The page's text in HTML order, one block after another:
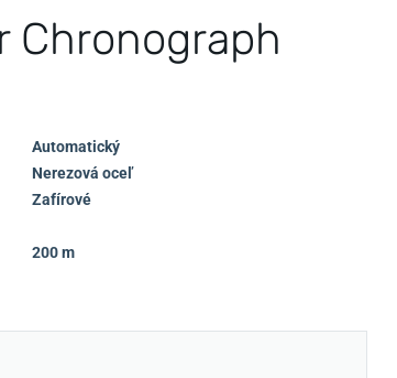
Chronograph
Automatický
Nerezová oceľ
Zafírové
200 m